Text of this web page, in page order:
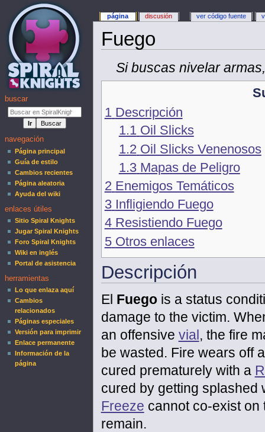
Fuego
Si buscas nivelar
1 Descripción
1.1 Oil Slicks
1.2 Oil Slicks Venenosos
1.3 Mapas de Peligro
2 Enemigos Temáticos
3 Infligiendo Fuego
4 Resistiendo Fuego
5 Otros enlaces
Descripción
El Fuegois a status
damage to the victim.
an offensive vial, the fire
be wasted. Fire wears off
cured prematurely with a
cured by getting splashed
Freeze cannot co-exist on
remain.
página discusión ver código fuente
buscar
navegación
Página principal
Guía de estilo
Cambios recientes
Página aleatoria
Ayuda del wiki
enlaces útiles
Sitio Spiral Knights
Jugar Spiral Knights
Foro Spiral Knights
Wiki en inglés
Portal de asistencia
herramientas
Lo que enlaza aquí
Cambios
relacionados
Páginas especiales
Versión para imprimir
Enlace permanente
Información de la
página